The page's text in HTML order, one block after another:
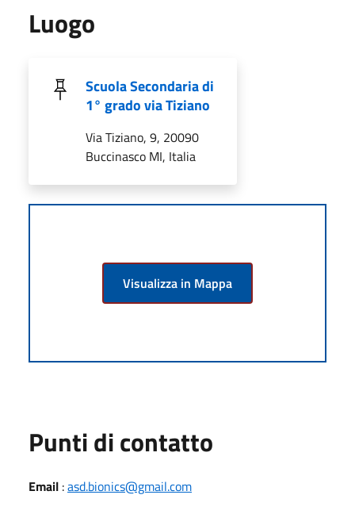
Luogo
Scuola Secondaria di
1° grado via Tiziano
Via Tiziano, 9, 20090
Buccinasco MI, Italia
Visualizza in Mappa
Punti di contatto
Email :asd.bionics@gmail.com